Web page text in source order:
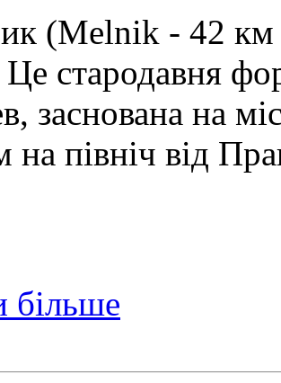
(Melnik - 42 км
стародавня
заснована на
на північ від
більше